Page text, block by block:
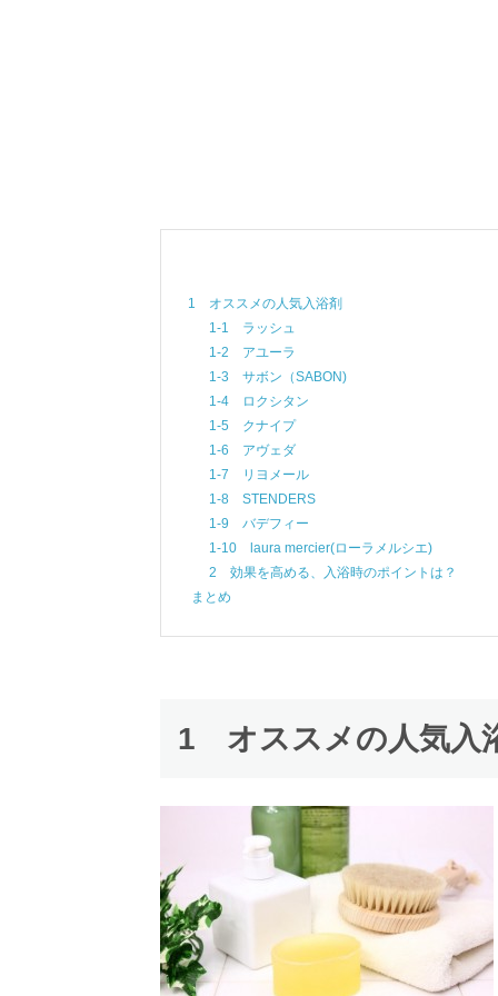
1 オススメの人気入浴剤
1-1 ラッシュ
1-2 アユーラ
1-3 サボン（SABON)
1-4 ロクシタン
1-5 クナイプ
1-6 アヴェダ
1-7 リヨメール
1-8 STENDERS
1-9 バデフィー
1-10 laura mercier(ローラメルシエ)
2 効果を高める、入浴時のポイントは？
まとめ
1 オススメの人気入